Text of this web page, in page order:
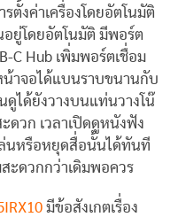
ตั้งค่าเครื่องโดยอัตโนมัติ
อยู่โดยอัตโนมัติ มีพอร์ต
C Hub เพิ่มพอร์ตเชื่อม
าจอได้แบนราบขนานกับ
ได้ยังวางบนแท่นวางโน๊
ดวก เวลาเปิดดูหนังฟัง
ล่นหรือหยุดสื่อนั้นได้ทันที
ะดวกกว่าเดิมพอควร
มีข้อสังเกตเรื่อง